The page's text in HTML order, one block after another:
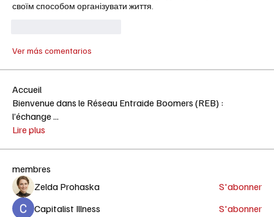
своїм способом організувати життя.
Ver más comentarios
Accueil
Bienvenue dans le Réseau Entraide Boomers (REB) :
l’échange...
Lire plus
membres
Zelda Prohaska
S'abonner
Capitalist Illness
S'abonner